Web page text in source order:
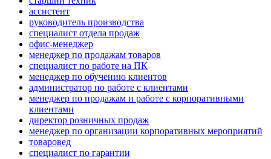
ассистент
руководитель производства
специалист отдела продаж
офис-менеджер
менеджер по продажам товаров
специалист по работе на ПК
менеджер по обучению клиентов
администратор по работе с клиентами
менеджер по продажам и работе с корпоративными
клиентами
директор розничных продаж
менеджер по организации корпоративных мероприятий
товаровед
специалист по гарантии